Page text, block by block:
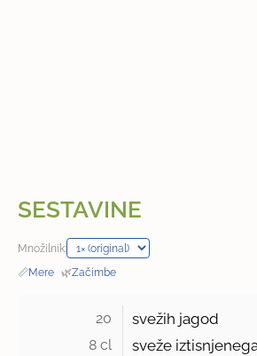
SESTAVINE
Množilnik:
📏Mere · 🌿Začimbe
20 svežih jagod
8 cl
sveže